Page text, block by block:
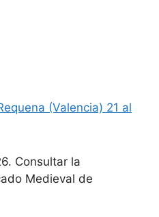
(Valencia) 21 al
Consultar la
Medieval de